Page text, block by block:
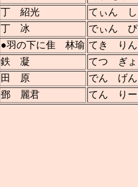
丁 紹光
てぃん し
丁 冰
でぃん ぴ
●羽の下に隹 林瑜 てき りん
鉄 凝
てつ ぎょ
田 原
でん げん
鄧 麗君
てん りー